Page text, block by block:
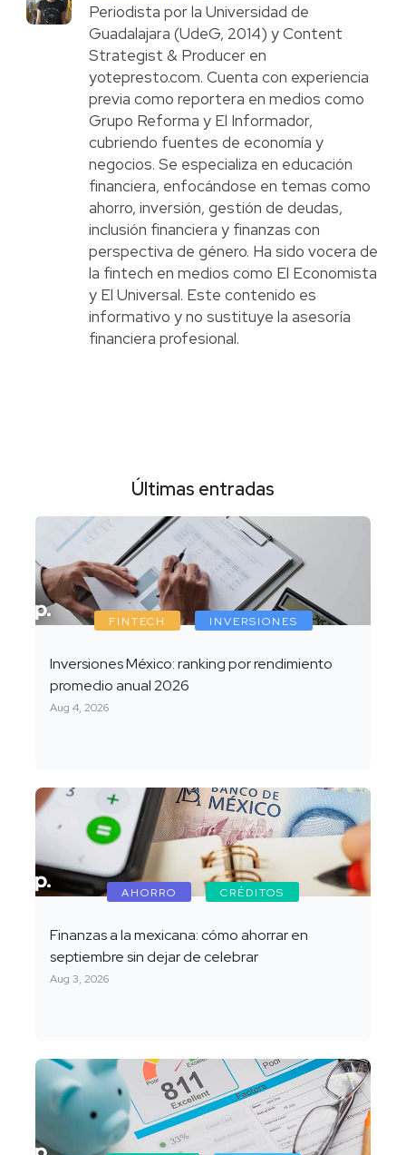
Periodista por la Universidad de
Guadalajara (UdeG, 2014) y Content
Strategist & Producer en
yotepresto.com. Cuenta con experiencia
previa como reportera en medios como
Grupo Reforma y El Informador,
cubriendo fuentes de economía y
negocios. Se especializa en educación
financiera, enfocándose en temas como
ahorro, inversión, gestión de deudas,
inclusión financiera y finanzas con
perspectiva de género. Ha sido vocera de
la fintech en medios como El Economista
y El Universal. Este contenido es
informativo y no sustituye la asesoría
financiera profesional.
Últimas entradas
FINTECH INVERSIONES
Inversiones México: ranking por rendimiento
promedio anual 2026
Aug 4, 2026
AHORRO CRÉDITOS
Finanzas a la mexicana: cómo ahorrar en
septiembre sin dejar de celebrar
Aug 3, 2026